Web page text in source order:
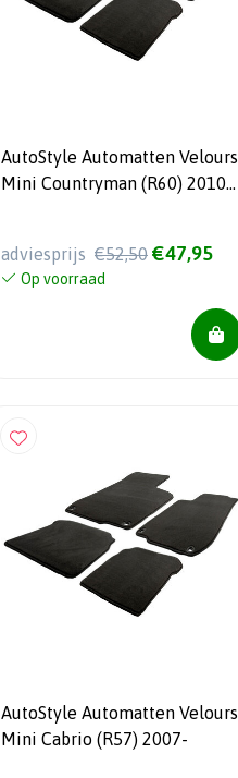
AutoStyle Automatten Velours
Mini Countryman (R60) 2010-
adviesprijs €52,50 €47,95
Op voorraad
AutoStyle Automatten Velours
Mini Cabrio (R57) 2007-